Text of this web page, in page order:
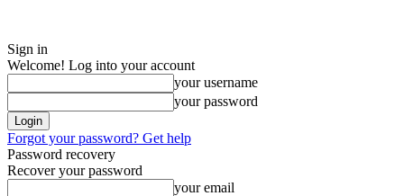
Sign in
Welcome! Log into your account
your username
your password
Forgot your password? Get help
Password recovery
Recover your password
your email